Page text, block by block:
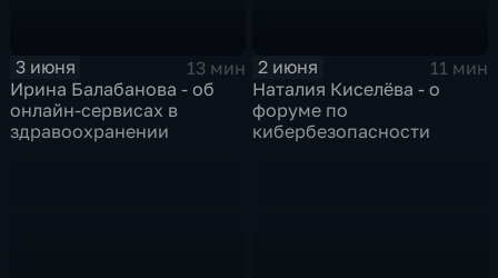
3 июня
13 мин
Ирина Балабанова - об
онлайн-сервисах в
здравоохранении
2 июня
11 мин
Наталия Киселёва - о
форуме по
кибербезопасности